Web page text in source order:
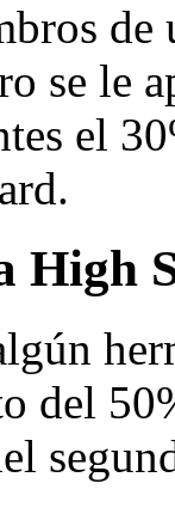
se le
el
High
del